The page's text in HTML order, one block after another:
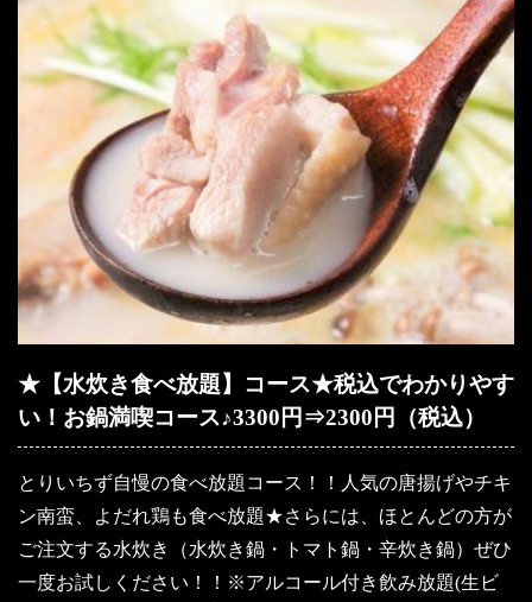
★【水炊き食べ放題】コース★税込でわかりやす
い！お鍋満喫コース♪3300円⇒2300円（税込）
とりいちず自慢の食べ放題コース！！人気の唐揚げやチキ
ン南蛮、よだれ鶏も食べ放題★さらには、ほとんどの方が
ご注文する水炊き（水炊き鍋・トマト鍋・辛炊き鍋）ぜひ
一度お試しください！！※アルコール付き飲み放題(生ビ